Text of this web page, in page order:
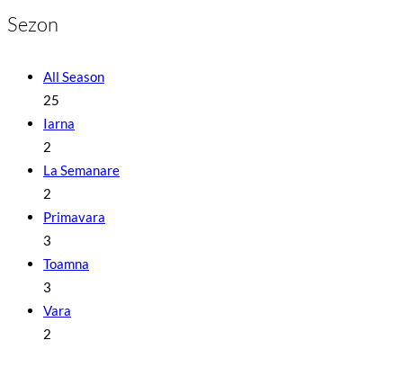
Sezon
All Season
25
Iarna
2
La Semanare
2
Primavara
3
Toamna
3
Vara
2